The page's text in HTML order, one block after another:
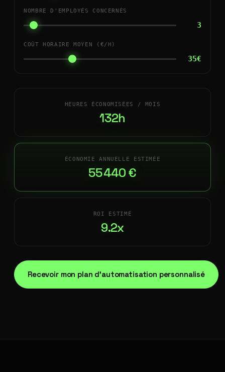
NOMBRE D'EMPLOYÉS CONCERNÉS
3
COÛT HORAIRE MOYEN (€/H)
35€
HEURES ÉCONOMISÉES / MOIS
132h
ÉCONOMIE ANNUELLE ESTIMÉE
55 440 €
ROI ESTIMÉ
9.2x
Recevoir mon plan d'automatisation personnalisé